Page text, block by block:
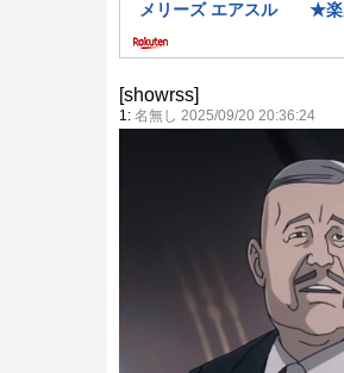
[showrss]
1: 名無し 2025/09/20 20:36:24